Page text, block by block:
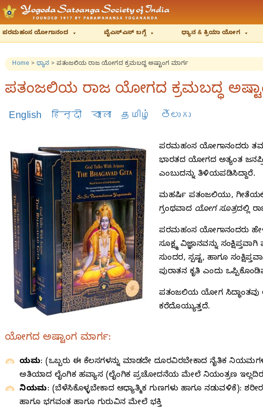
ಪರಮಹಂಸ ಯೋಗಾನಂದ ವೈಎಸ್‌ಎಸ್‌ ಬಗ್ಗೆ ಧ್ಯಾನ & ಕ್ರಿಯಾ ಯೋಗ
Home > ಧ್ಯಾನ > ಪತಂಜಲಿಯ ರಾಜ ಯೋಗದ ಕ್ರಮಬದ್ಧ ಅಷ್ಟಾಂಗ ಮಾರ್ಗ
ಪತಂಜಲಿಯ ರಾಜ ಯೋಗದ ಕ್ರಮಬದ್ಧ
English हिन्दी বাংলা தமிழ் తెలుగు
ಪರಮಹಂಸ ಯೋಗಾನಂದರು
ಭಾರತದ ಯೋಗದ ಅತ್ಯಂತ
ಎಂಬುದನ್ನು ತಿಳಿಯಪಡಿಸಿದ್ದಾರೆ.
ಮಹರ್ಷಿ ಪತಂಜಲಿಯು, ಗೀತೆಯಲ್ಲಿ
ಗ್ರಂಥವಾದ ಯೋಗ ಸೂತ್ರದಲ್ಲಿ
ಪರಮಹಂಸ ಯೋಗಾನಂದರು
ಸೂಕ್ಷ್ಮ ವಿಜ್ಞಾನವನ್ನು
ಸುಂದರ, ಸ್ಪಷ್ಟ, ಹಾಗೂ
ಪುರಾತನ ಕೃತಿ ಎಂದು
ಪತಂಜಲಿಯ ಯೋಗ ಸಿದ್ಧಾಂತವು
ಕರೆದೊಯ್ಯುತ್ತದೆ.
ಯೋಗದ ಅಷ್ಟಾಂಗ ಮಾರ್ಗ:
ಯಮ: (ಒಬ್ಬರು ಈ ಕೆಲಸಗಳನ್ನು ಮಾಡದೇ ದೂರವಿರಬೇಕಾದ ನೈತಿಕ
ಅತಿಯಾದ ಲೈಂಗಿಕ ಹವ್ಯಾಸ (ಲೈಂಗಿಕ ಪ್ರಚೋದನೆಯ ಮೇಲೆ ನಿಯಂತ್ರಣ
ನಿಯಮ: (ಬೆಳೆಸಿಕೊಳ್ಳಬೇಕಾದ ಆಧ್ಯಾತ್ಮಿಕ ಗುಣಗಳು ಹಾಗೂ ನಡುವಳಿಕೆ):
ಹಾಗೂ ಭಗವಂತ ಹಾಗೂ ಗುರುವಿನ ಮೇಲೆ ಭಕ್ತಿ